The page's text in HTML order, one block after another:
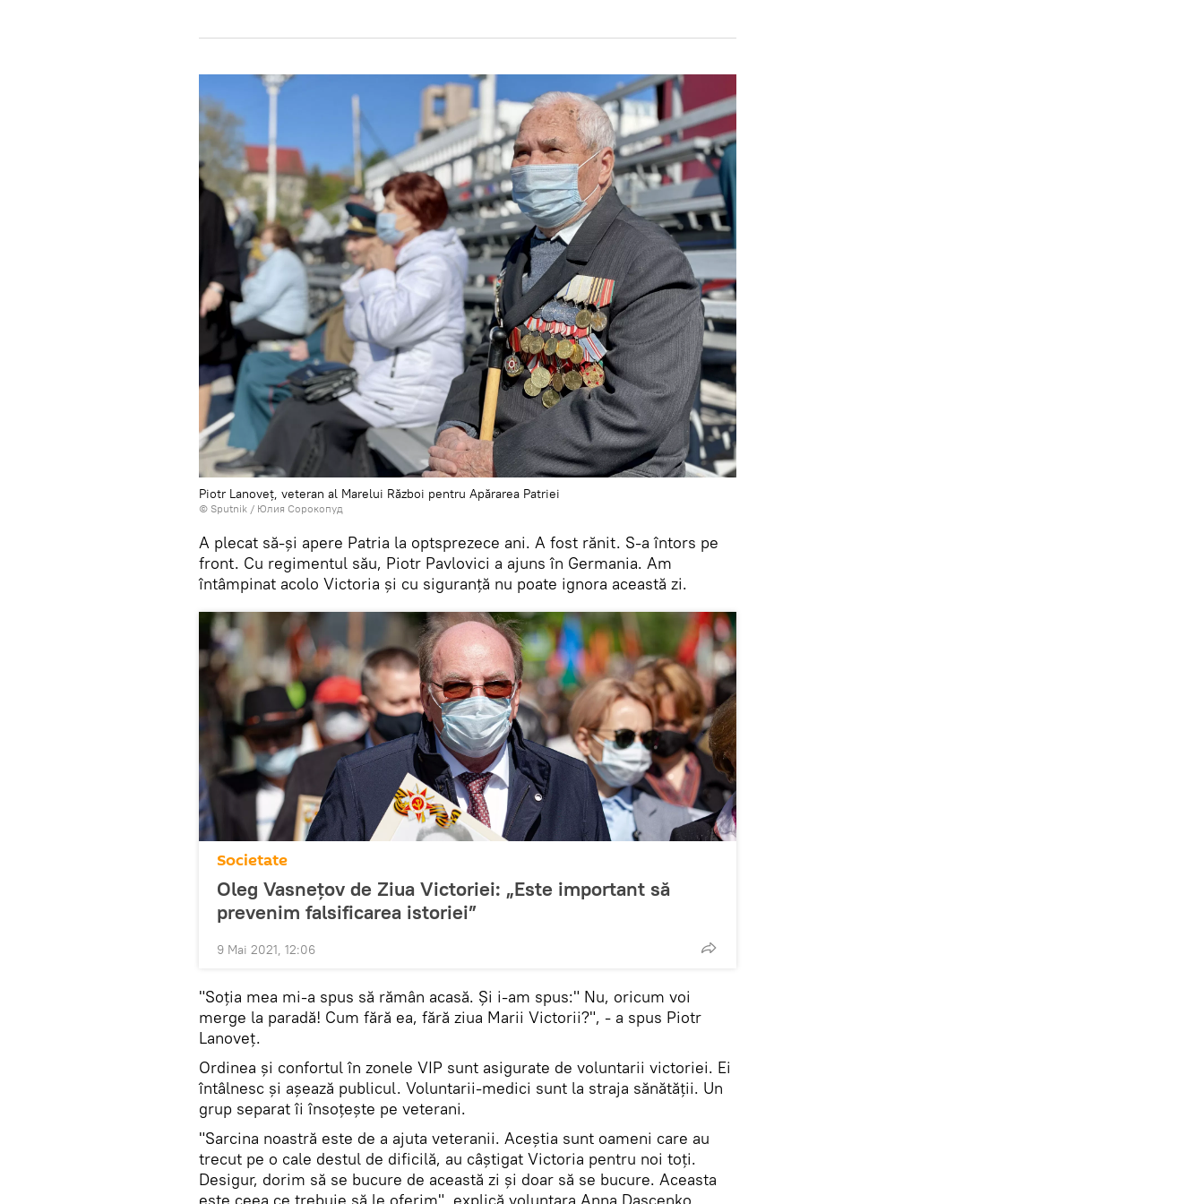
Piotr Lanoveț, veteran al Marelui Război pentru Apărarea Patriei
© Sputnik / Юлия Сорокопуд
A plecat să-și apere Patria la optsprezece ani. A fost rănit. S-a întors pe
front. Cu regimentul său, Piotr Pavlovici a ajuns în Germania. Am
întâmpinat acolo Victoria și cu siguranță nu poate ignora această zi.
Societate
Oleg Vasnețov de Ziua Victoriei: „Este important să
prevenim falsificarea istoriei”
9 Mai 2021, 12:06
"Soția mea mi-a spus să rămân acasă. Și i-am spus:" Nu, oricum voi
merge la paradă! Cum fără ea, fără ziua Marii Victorii?", - a spus Piotr
Lanoveț.
Ordinea și confortul în zonele VIP sunt asigurate de voluntarii victoriei. Ei
întâlnesc și așează publicul. Voluntarii-medici sunt la straja sănătății. Un
grup separat îi însoțește pe veterani.
"Sarcina noastră este de a ajuta veteranii. Aceștia sunt oameni care au
trecut pe o cale destul de dificilă, au câștigat Victoria pentru noi toți.
Desigur, dorim să se bucure de această zi și doar să se bucure. Aceasta